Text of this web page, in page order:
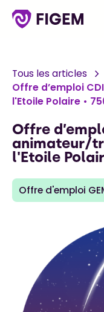
Tous les articles
Offre d’emploi
l'Etoile Polaire •
Offre
animateur/
l'Etoile
Offre d'emploi